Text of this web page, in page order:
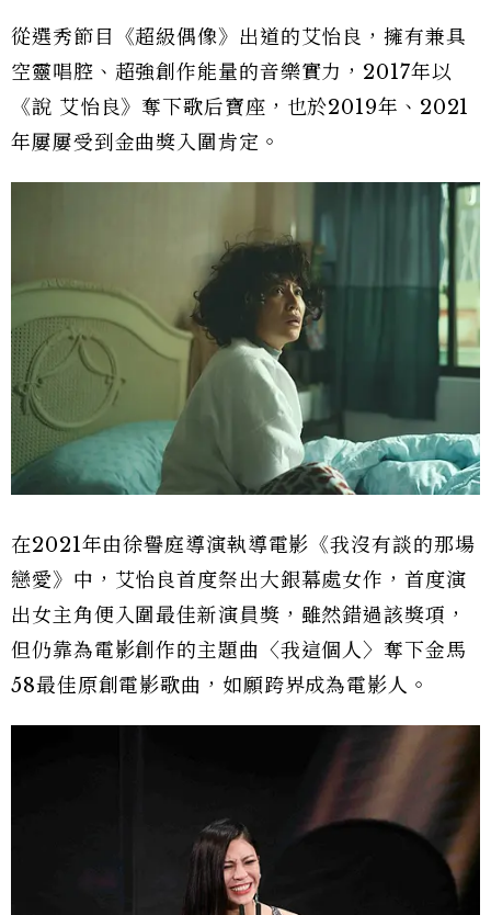
從選秀節目《超級偶像》出道的艾怡良，擁有兼具
空靈唱腔、超強創作能量的音樂實力，2017年以
《說 艾怡良》奪下歌后寶座，也於2019年、2021
年屢屢受到金曲獎入圍肯定。
在2021年由徐譽庭導演執導電影《我沒有談的那場
戀愛》中，艾怡良首度祭出大銀幕處女作，首度演
出女主角便入圍最佳新演員獎，雖然錯過該獎項，
但仍靠為電影創作的主題曲〈我這個人〉奪下金馬
58最佳原創電影歌曲，如願跨界成為電影人。